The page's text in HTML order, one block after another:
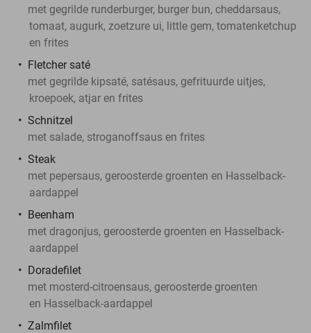
met gegrilde runderburger, burger bun, cheddarsaus,
tomaat, augurk, zoetzure ui, little gem, tomatenketchup
en frites
Fletcher saté
met gegrilde kipsaté, satésaus, gefrituurde uitjes,
kroepoek, atjar en frites
Schnitzel
met salade, stroganoffsaus en frites
Steak
met pepersaus, geroosterde groenten en Hasselback-
aardappel
Beenham
met dragonjus, geroosterde groenten en Hasselback-
aardappel
Doradefilet
met mosterd-citroensaus, geroosterde groenten
en Hasselback-aardappel
Zalmfilet